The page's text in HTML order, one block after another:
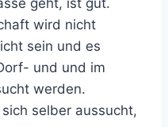
wird nicht
sein und es
und und im
werden.
selber aussucht,